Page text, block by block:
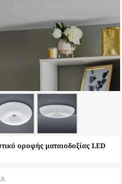
οροφής ματαιοδοξίας LED